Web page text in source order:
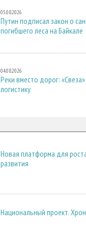
05.08.2026
Путин подписал закон о
погибшего леса на Байкале
04.08.2026
Реки вместо дорог:
логистику
Новая платформа для
развития
Национальный проект.